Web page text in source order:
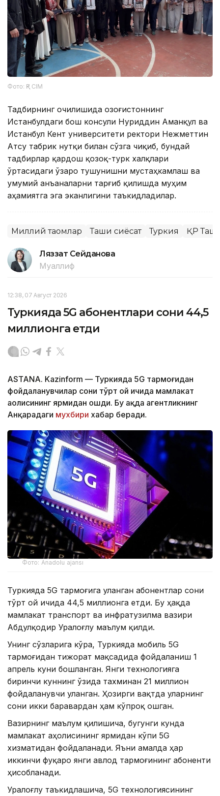
Фото: ҚР СІМ
Тадбирнинг очилишида Қозоғистоннинг
Истанбулдаги бош консули Нуриддин Аманқул ва
Истанбул Кент университети ректори Нежметтин
Атсу табрик нутқи билан сўзга чиқиб, бундай
тадбирлар қардош қозоқ-турк халқлари
ўртасидаги ўзаро тушунишни мустаҳкамлаш ва
умумий анъаналарни тарғиб қилишда муҳим
аҳамиятга эга эканлигини таъкидладилар.
Миллий таомлар Ташқи сиёсат Туркия ҚР
Ляззат Сейданова
Муаллиф
12:38, 07 Август 2026
Туркияда 5G абонентлари сони 44,5
миллионга етди
ASTANA. Kazinform — Туркияда 5G тармоғидан
фойдаланувчилар сони тўрт ой ичида мамлакат
аҳолисининг ярмидан ошди. Бу ҳақда агентликнинг
Анқарадаги мухбири хабар беради.
Фото: Anadolu ajansı
Туркияда 5G тармоғига уланган абонентлар сони
тўрт ой ичида 44,5 миллионга етди. Бу ҳақда
мамлакат транспорт ва инфратузилма вазири
Абдулқодир Уралоғлу маълум қилди.
Унинг сўзларига кўра, Туркияда мобиль 5G
тармоғидан тижорат мақсадида фойдаланиш 1
апрель куни бошланган. Янги технологияга
биринчи куннинг ўзида тахминан 21 миллион
фойдаланувчи уланган. Ҳозирги вақтда уларнинг
сони икки баравардан ҳам кўпроқ ошган.
Вазирнинг маълум қилишича, бугунги кунда
мамлакат аҳолисининг ярмидан кўпи 5G
хизматидан фойдаланади. Яъни амалда ҳар
иккинчи фуқаро янги авлод тармоғининг абоненти
ҳисобланади.
Уралоғлу таъкидлашича, 5G технологиясининг